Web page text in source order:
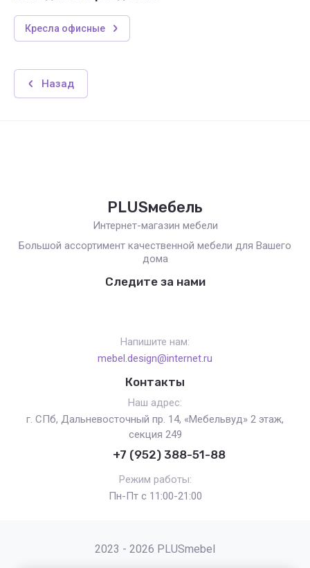
Кресла офисные
Назад
PLUSмебель
Интернет-магазин мебели
Большой ассортимент качественной мебели для Вашего
дома
Следите за нами
Напишите нам:
mebel.design@internet.ru
Контакты
Наш адрес:
г. СПб, Дальневосточный пр. 14, «Мебельвуд» 2 этаж,
секция 249
+7 (952) 388-51-88
Режим работы:
Пн-Пт с 11:00-21:00
2023 - 2026 PLUSmebel